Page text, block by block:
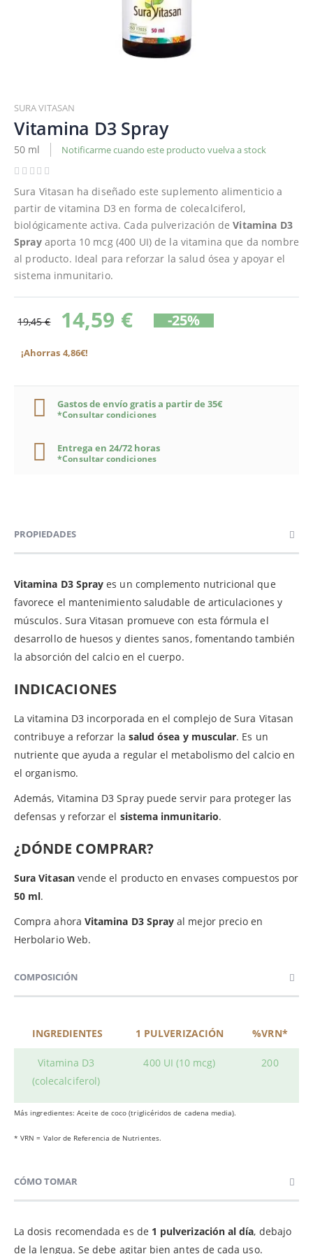
al
comienzo
de
la
galería
imágenes
SURA VITASAN
Vitamina D3 Spray
50 ml Notificarme cuando este producto vuelva a stock
Sura Vitasan ha diseñado este suplemento alimenticio a
partir de vitamina D3 en forma de colecalciferol,
biológicamente activa. Cada pulverización deVitamina D3
Sprayaporta 10 mcg (400 UI) de la vitamina que da nombre
al producto. Ideal para reforzar la salud ósea y apoyar el
sistema inmunitario.
19,45 € 14,59 € -25%
¡Ahorras 4,86€!
Gastos de envío gratis a partir de 35€
*Consultar condiciones
Entrega en 24/72 horas
*Consultar condiciones
PROPIEDADES
Vitamina D3 Sprayes un complemento nutricional que
favorece el mantenimiento saludable de articulaciones y
músculos. Sura Vitasan promueve con esta fórmula el
desarrollo de huesos y dientes sanos, fomentando también
la absorción del calcio en el cuerpo.
INDICACIONES
La vitamina D3 incorporada en el complejo de Sura Vitasan
contribuye a reforzar la salud ósea y muscular. Es un
nutriente que ayuda a regular el metabolismo del calcio en
el organismo.
Además, Vitamina D3 Spray puede servir para proteger las
defensas y reforzar el sistema inmunitario.
¿DÓNDE COMPRAR?
Sura Vitasanvende el producto en envases compuestos por
50 ml.
Compra ahora Vitamina D3 Spray al mejor precio en
Herbolario Web.
COMPOSICIÓN
INGREDIENTES 1 PULVERIZACIÓN %VRN*
Vitamina D3
(colecalciferol)
400 UI (10 mcg) 200
Más ingredientes: Aceite de coco (triglicéridos de cadena media).
* VRN = Valor de Referencia de Nutrientes.
CÓMO TOMAR
La dosis recomendada es de 1 pulverización al día, debajo
de la lengua. Se debe agitar bien antes de cada uso.